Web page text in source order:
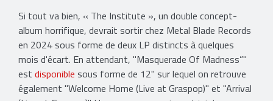
Si tout va bien, « The Institute », un double concept-
album horrifique, devrait sortir chez Metal Blade Records
en 2024 sous forme de deux LP distincts à quelques
mois d'écart. En attendant, "Masquerade Of Madness”"
est disponible sous forme de 12" sur lequel on retrouve
également "Welcome Home (Live at Graspop)" et "Arrival